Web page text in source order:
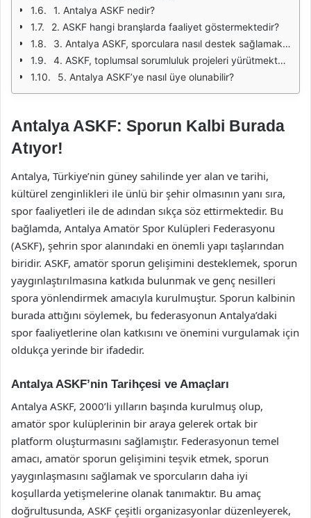
1. Antalya ASKF nedir?
2. ASKF hangi branşlarda faaliyet göstermektedir?
3. Antalya ASKF, sporculara nasıl destek sağlamaktadır?
4. ASKF, toplumsal sorumluluk projeleri yürütmekte midir?
5. Antalya ASKF’ye nasıl üye olunabilir?
Antalya ASKF: Sporun Kalbi Burada
Atıyor!
Antalya, Türkiye’nin güney sahilinde yer alan ve tarihi,
kültürel zenginlikleri ile ünlü bir şehir olmasının yanı sıra,
spor faaliyetleri ile de adından sıkça söz ettirmektedir. Bu
bağlamda, Antalya Amatör Spor Kulüpleri Federasyonu
(ASKF), şehrin spor alanındaki en önemli yapı taşlarından
biridir. ASKF, amatör sporun gelişimini desteklemek, sporun
yaygınlaştırılmasına katkıda bulunmak ve genç nesilleri
spora yönlendirmek amacıyla kurulmuştur. Sporun kalbinin
burada attığını söylemek, bu federasyonun Antalya’daki
spor faaliyetlerine olan katkısını ve önemini vurgulamak için
oldukça yerinde bir ifadedir.
Antalya ASKF’nin Tarihçesi ve Amaçları
Antalya ASKF, 2000’li yılların başında kurulmuş olup,
amatör spor kulüplerinin bir araya gelerek ortak bir
platform oluşturmasını sağlamıştır. Federasyonun temel
amacı, amatör sporun gelişimini teşvik etmek, sporun
yaygınlaşmasını sağlamak ve sporcuların daha iyi
koşullarda yetişmelerine olanak tanımaktır. Bu amaç
doğrultusunda, ASKF çeşitli organizasyonlar düzenleyerek,